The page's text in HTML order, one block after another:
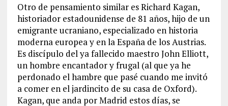
Otro de pensamiento similar es Richard Kagan,
historiador estadounidense de 81 años, hijo de un
emigrante ucraniano, especializado en historia
moderna europea y en la España de los Austrias.
Es discípulo del ya fallecido maestro John Elliott,
un hombre encantador y frugal (al que ya he
perdonado el hambre que pasé cuando me invitó
a comer en el jardincito de su casa de Oxford).
Kagan, que anda por Madrid estos días, se